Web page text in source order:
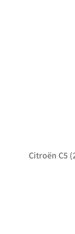
Citroën C5